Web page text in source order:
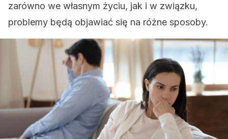
zarówno we własnym życiu, jak i w związku,
problemy będą objawiać się na różne sposoby.